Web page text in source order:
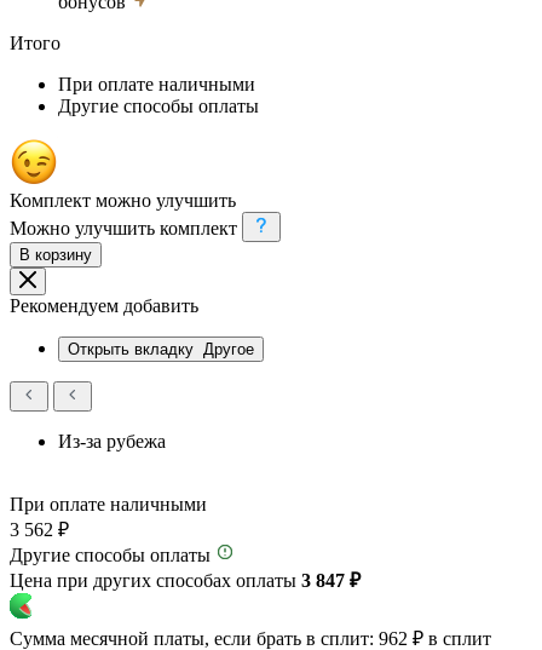
Итого
При оплате наличными
Другие способы оплаты
Комплект можно улучшить
Можно улучшить комплект
В корзину
Рекомендуем добавить
Открыть вкладку Другое
Из-за рубежа
При оплате наличными
3 562 ₽
Другие способы оплаты
Цена при других способах оплаты 3 847 ₽
Сумма месячной платы, если брать в сплит: 962 ₽ в сплит